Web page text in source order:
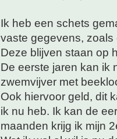
Ik heb een schets
vaste gegevens,
Deze blijven staan op
De eerste jaren kan ik
zwemvijver met
Ook hiervoor geld, dit
ik nu heb. Ik kan de
maanden krijg ik mijn